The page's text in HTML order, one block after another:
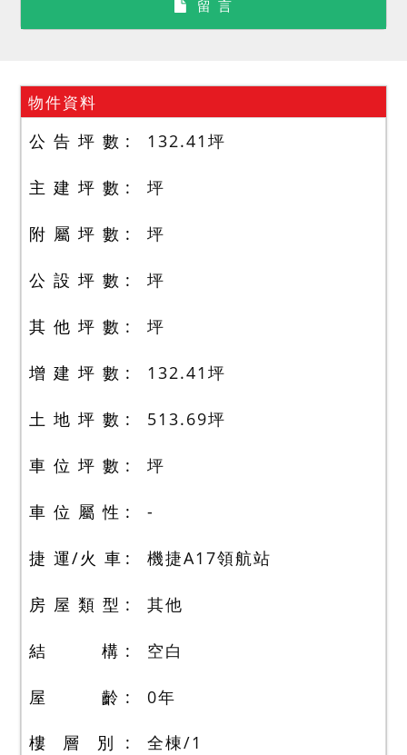
留 言
物件資料
公 告 坪 數 132.41 坪
主 建 坪 數 坪
附 屬 坪 數 坪
公 設 坪 數 坪
其 他 坪 數 坪
增 建 坪 數 132.41 坪
土 地 坪 數 513.69坪
車 位 坪 數 坪
車 位 屬 性 -
捷 運/火 車 機捷A17領航站
房 屋 類 型 其他
結 構 空白
屋 齡 0年
樓 層 別 全棟/1